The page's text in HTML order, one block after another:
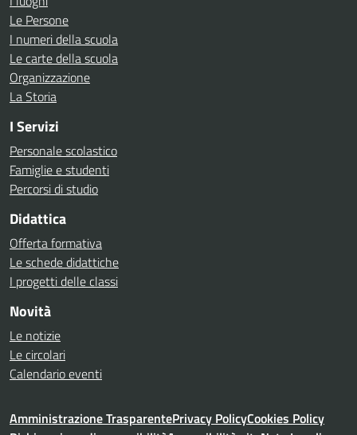
Le Persone
I numeri della scuola
Le carte della scuola
Organizzazione
La Storia
I Servizi
Personale scolastico
Famiglie e studenti
Percorsi di studio
Didattica
Offerta formativa
Le schede didattiche
I progetti delle classi
Novità
Le notizie
Le circolari
Calendario eventi
Amministrazione TrasparentePrivacy PolicyCookies Policy